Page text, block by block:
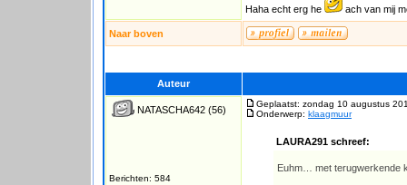
Haha echt erg he ach van mij
Naar boven
Auteur
NATASCHA642 (56)
Berichten: 584
Geplaatst: zondag 10 augustus
Onderwerp: klaagmuur
LAURA291 schreef:
Euhm… met terugwerkende